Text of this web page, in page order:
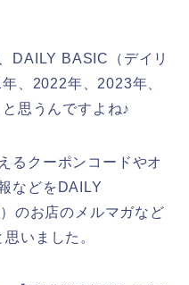
DAILY BASIC（デイリ
、2022年、2023年、
思うんですよね♪
るクーポンコードやオ
などをDAILY
のお店のメルマガなど
いました。